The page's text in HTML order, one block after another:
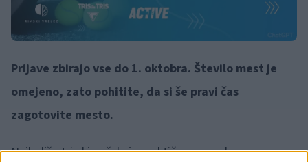
Prijave zbirajo vse do 1. oktobra. Število mest je
omejeno, zato pohitite, da si še pravi čas
zagotovite mesto.
Najboljše tri ekipe čakajo praktične nagrade.